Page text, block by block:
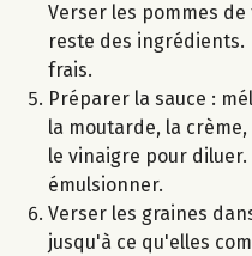
Verser les pommes
reste des ingrédients.
frais.
Préparer la sauce :
la moutarde, la
le vinaigre pour
émulsionner.
Verser les graines
jusqu'à ce qu'elles